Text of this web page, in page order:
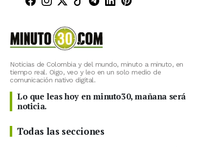
Noticias de Colombia y del mundo, minuto a minuto, en
tiempo real. Oigo, veo y leo en un solo medio de
comunicación nativo digital.
Lo que leas hoy en minuto30, mañana será
noticia.
Todas las secciones